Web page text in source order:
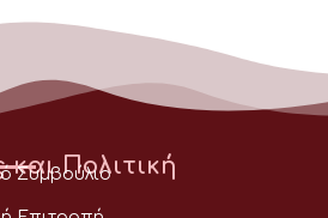
και Πολιτική
Συμβούλιο